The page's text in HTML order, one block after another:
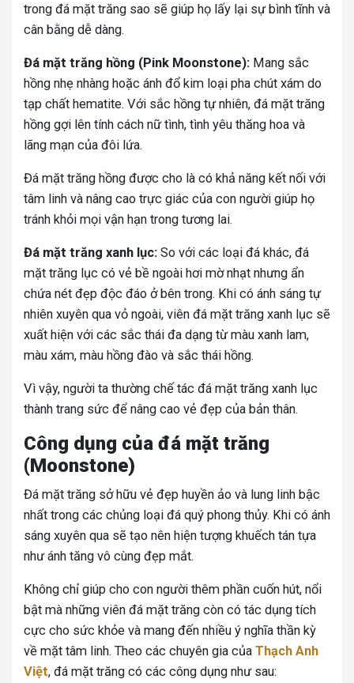
trong đá mặt trăng sao sẽ giúp họ lấy lại sự bình tĩnh và
cân bằng dễ dàng.
Đá mặt trăng hồng (Pink Moonstone): Mang sắc
hồng nhẹ nhàng hoặc ánh đổ kim loại pha chút xám do
tạp chất hematite. Với sắc hồng tự nhiên, đá mặt trăng
hồng gợi lên tính cách nữ tình, tình yêu thăng hoa và
lãng mạn của đôi lứa.
Đá mặt trăng hồng được cho là có khả năng kết nối với
tâm linh và nâng cao trực giác của con người giúp họ
tránh khỏi mọi vận hạn trong tương lai.
Đá mặt trăng xanh lục: So với các loại đá khác, đá
mặt trăng lục có vẻ bề ngoài hơi mờ nhạt nhưng ẩn
chứa nét đẹp độc đáo ở bên trong. Khi có ánh sáng tự
nhiên xuyên qua vỏ ngoài, viên đá mặt trăng xanh lục sẽ
xuất hiện với các sắc thái đa dạng từ màu xanh lam,
màu xám, màu hồng đào và sắc thái hồng.
Vì vậy, người ta thường chế tác đá mặt trăng xanh lục
thành trang sức để nâng cao vẻ đẹp của bản thân.
Công dụng của đá mặt trăng
(Moonstone)
Đá mặt trăng sở hữu vẻ đẹp huyền ảo và lung linh bậc
nhất trong các chủng loại đá quý phong thủy. Khi có ánh
sáng xuyên qua sẽ tạo nên hiện tượng khuếch tán tựa
như ánh tăng vô cùng đẹp mắt.
Không chỉ giúp cho con người thêm phần cuốn hút, nổi
bật mà những viên đá mặt trăng còn có tác dụng tích
cực cho sức khỏe và mang đến nhiều ý nghĩa thần kỳ
về mặt tâm linh. Theo các chuyên gia của Thạch Anh
Việt, đá mặt trăng có các công dụng như sau: